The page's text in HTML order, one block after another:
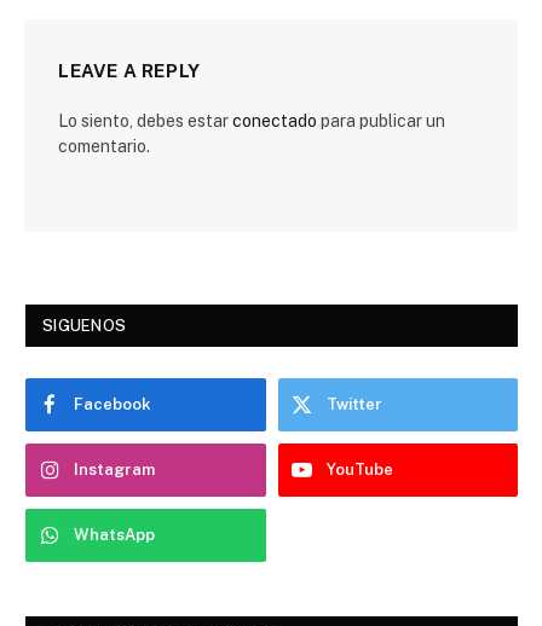
LEAVE A REPLY
Lo siento, debes estarconectado para publicar un
comentario.
SIGUENOS
Facebook Twitter
Instagram YouTube
WhatsApp